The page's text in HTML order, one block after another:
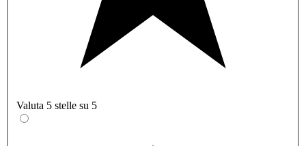
Valuta 5 stelle su 5